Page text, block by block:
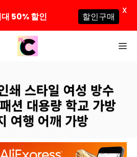
쇄 스타일 여성 방수
션 대용량 학교 가방
여행 어깨 가방
50% 할인 할인구매
X